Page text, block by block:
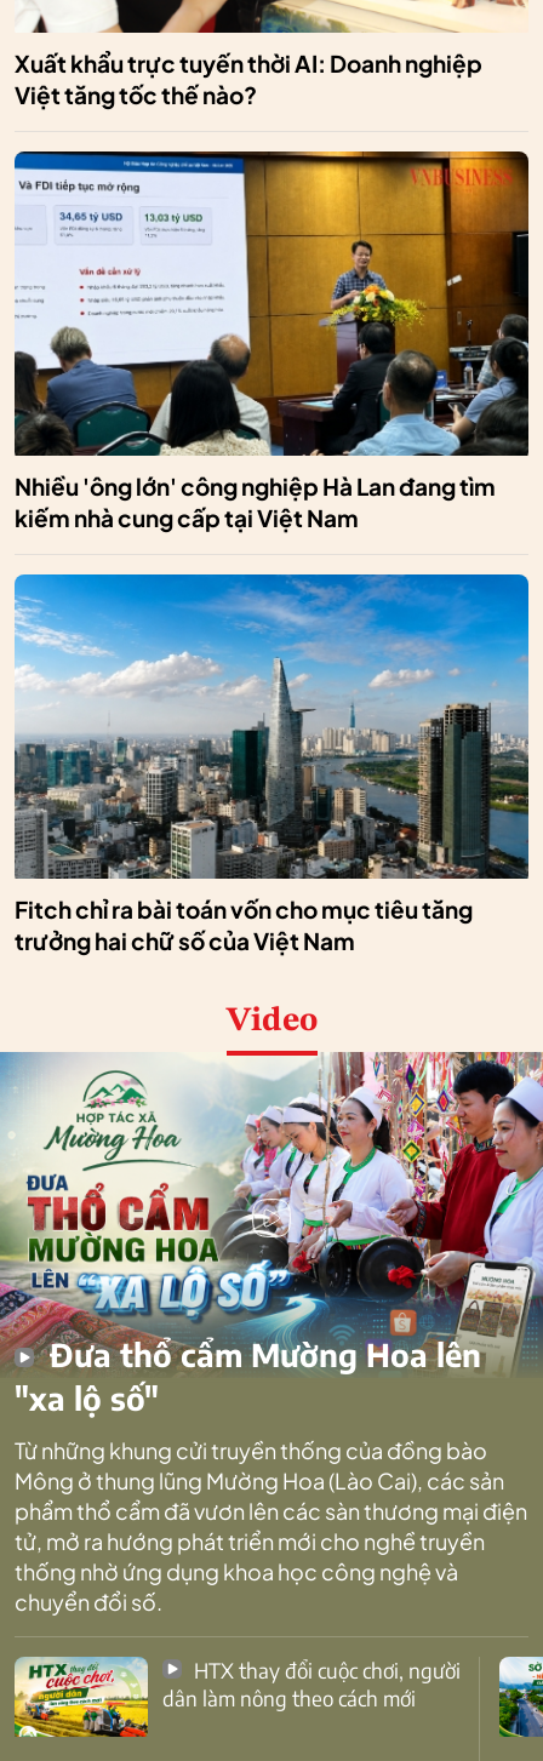
Xuất khẩu trực tuyến thời AI: Doanh nghiệp
Việt tăng tốc thế nào?
Nhiều 'ông lớn' công nghiệp Hà Lan đang tìm
kiếm nhà cung cấp tại Việt Nam
Fitch chỉ ra bài toán vốn cho mục tiêu tăng
trưởng hai chữ số của Việt Nam
Video
Đưa thổ cẩm Mường Hoa lên
"xa lộ số"
Từ những khung cửi truyền thống của đồng bào
Mông ở thung lũng Mường Hoa (Lào Cai), các sản
phẩm thổ cẩm đã vươn lên các sàn thương mại điện
tử, mở ra hướng phát triển mới cho nghề truyền
thống nhờ ứng dụng khoa học công nghệ và
chuyển đổi số.
dân làm nông theo cách mới